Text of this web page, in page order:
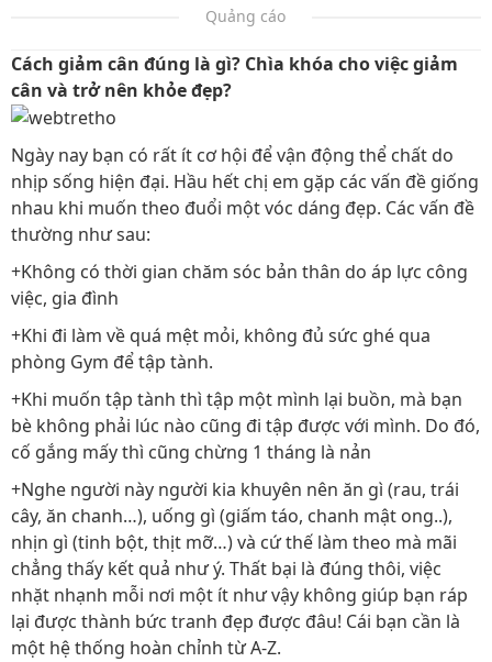
Quảng cáo
Cách giảm cân đúng là gì? Chìa khóa cho việc giảm
cân và trở nên khỏe đẹp?
Ngày nay bạn có rất ít cơ hội để vận động thể chất do
nhịp sống hiện đại. Hầu hết chị em gặp các vấn đề giống
nhau khi muốn theo đuổi một vóc dáng đẹp. Các vấn đề
thường như sau:
+Không có thời gian chăm sóc bản thân do áp lực công
việc, gia đình
+Khi đi làm về quá mệt mỏi, không đủ sức ghé qua
phòng Gym để tập tành.
+Khi muốn tập tành thì tập một mình lại buồn, mà bạn
bè không phải lúc nào cũng đi tập được với mình. Do đó,
cố gắng mấy thì cũng chừng 1 tháng là nản
+Nghe người này người kia khuyên nên ăn gì (rau, trái
cây, ăn chanh…), uống gì (giấm táo, chanh mật ong..),
nhịn gì (tinh bột, thịt mỡ…) và cứ thế làm theo mà mãi
chẳng thấy kết quả như ý. Thất bại là đúng thôi, việc
nhặt nhạnh mỗi nơi một ít như vậy không giúp bạn ráp
lại được thành bức tranh đẹp được đâu! Cái bạn cần là
một hệ thống hoàn chỉnh từ A-Z.